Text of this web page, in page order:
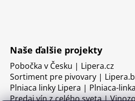
Naše ďalšie projekty
Pobočka v Česku | Lipera.cz
Sortiment pre pivovary |
Plniaca linky Lipera | Plniaca-
Predaj vín z celého sveta |